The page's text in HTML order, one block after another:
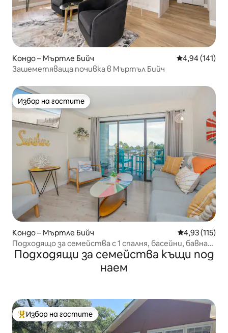
Кондо – Мъртле Бийч Средна
4,94 (141)
Зашеметяваща почивка в Мъртъл Бийч
Избор на гостите
Избор на гостите
Кондо – Мъртле Бийч Средна
4,93 (115)
Подходящо за семейства с 1 спалня, басейни, бавна
река!
Подходящи за семейства къщи под
наем
Най-популярен избор на гостите
Избор на гостите